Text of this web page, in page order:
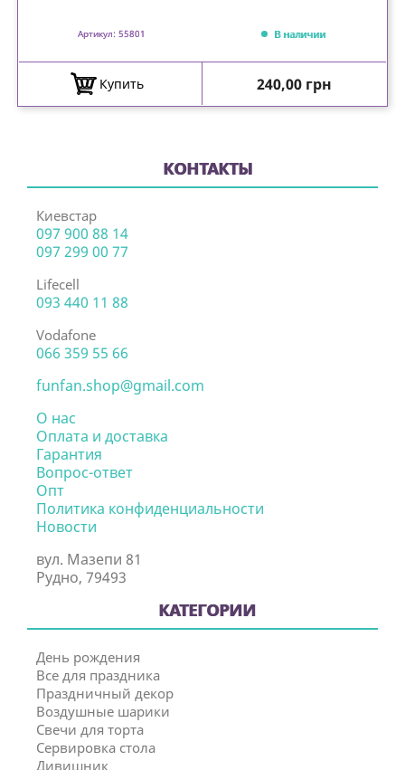
Артикул: 55801 В наличии
Купить Цена
240,00 грн
КОНТАКТЫ
Киевстар
097 900 88 14
097 299 00 77
Lifecell
093 440 11 88
Vodafone
066 359 55 66
funfan.shop@gmail.com
О нас
Оплата и доставка
Гарантия
Вопрос-ответ
Опт
Политика конфиденциальности
Новости
вул. Мазепи 81
Рудно, 79493
КАТЕГОРИИ
День рождения
Все для праздника
Праздничный декор
Воздушные шарики
Свечи для торта
Сервировка стола
Дивишник